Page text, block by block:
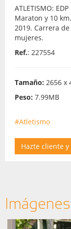
ATLETISMO:
Maraton y 10
2019. Carrera de
mujeres.
Ref.: 227554
Tamaño: 2656 x
Peso: 7.99MB
#Atletismo
Hazte cliente